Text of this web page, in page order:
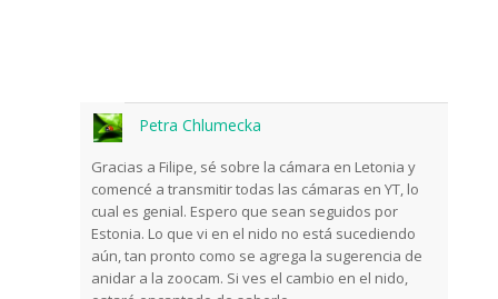
Petra Chlumecka
Gracias a Filipe, sé sobre la cámara en Letonia y
comencé a transmitir todas las cámaras en YT, lo
cual es genial. Espero que sean seguidos por
Estonia. Lo que vi en el nido no está sucediendo
aún, tan pronto como se agrega la sugerencia de
anidar a la zoocam. Si ves el cambio en el nido,